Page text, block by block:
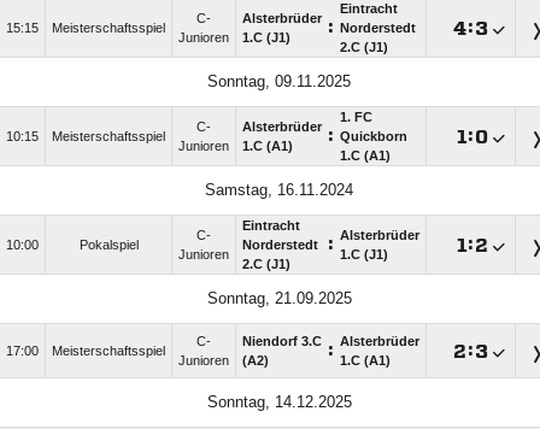
15:15 Meisterschaftsspiel
C-
Junioren
Alsterbrüder
1.C (J1)
:
Eintracht
Norderstedt
2.C (J1)
:
Sonntag, 09.11.2025
10:15 Meisterschaftsspiel
C-
Junioren
Alsterbrüder
1.C (A1)
:
1. FC
Quickborn
1.C (A1)
:
Samstag, 16.11.2024
10:00 Pokalspiel
C-
Junioren
Eintracht
Norderstedt
2.C (J1)
: Alsterbrüder
1.C (J1)
:
Sonntag, 21.09.2025
17:00 Meisterschaftsspiel
C-
Junioren
Niendorf 3.C
(A2)
: Alsterbrüder
1.C (A1)
:
Sonntag, 14.12.2025